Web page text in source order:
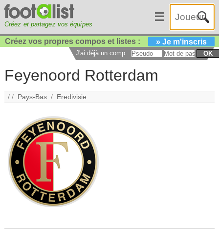
Créez et partagez vos équipes
☰
Créez vos propres compos et listes : » Je m'inscris
J'ai déjà un compte : OK
Feyenoord Rotterdam
/ / Pays-Bas / Eredivisie